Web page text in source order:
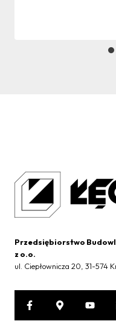
Przedsiębiorstwo
z o.o.
ul. Ciepłownicza 20, 31-574